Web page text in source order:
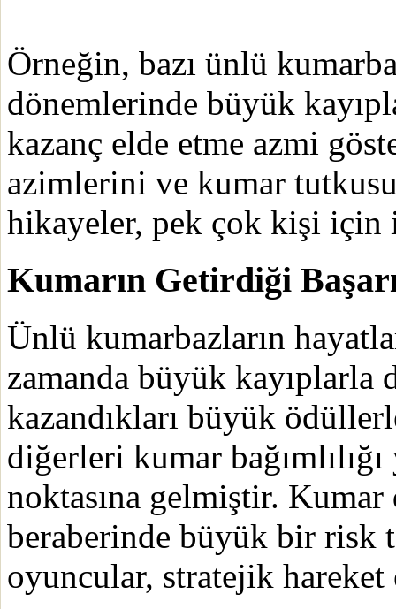
Örneğin, bazı ünlü
dönemlerinde büyük
kazanç elde etme azmi
azimlerini ve kumar
hikayeler, pek çok kişi için
Kumarın Getirdiği
Ünlü kumarbazların
zamanda büyük kayıplarla
kazandıkları büyük
diğerleri kumar
noktasına gelmiştir. Kumar
beraberinde büyük bir risk
oyuncular, stratejik